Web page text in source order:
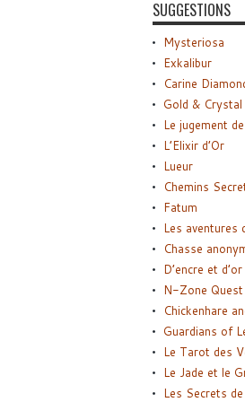
SUGGESTIONS
Mysteriosa
Exkalibur
Carine
Gold & Crystal
Le jugement
L’Elixir d’Or
Lueur
Chemins
Fatum
Les aventures
Chasse
D’encre et d’or
N-Zone Quest
Chickenhare
Guardians of
Le Tarot des
Le Jade et le
Les Secrets de